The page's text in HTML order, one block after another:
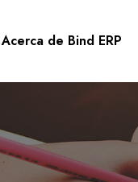
Acerca de Bind ERP